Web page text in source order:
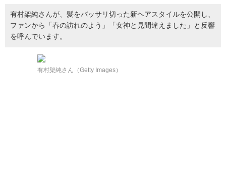
有村架純さんが、髪をバッサリ切った新ヘアスタイルを公開し、
ファンから「春の訪れのよう」「女神と見間違えました」と反響
を呼んでいます。
有村架純さん（Getty Images）